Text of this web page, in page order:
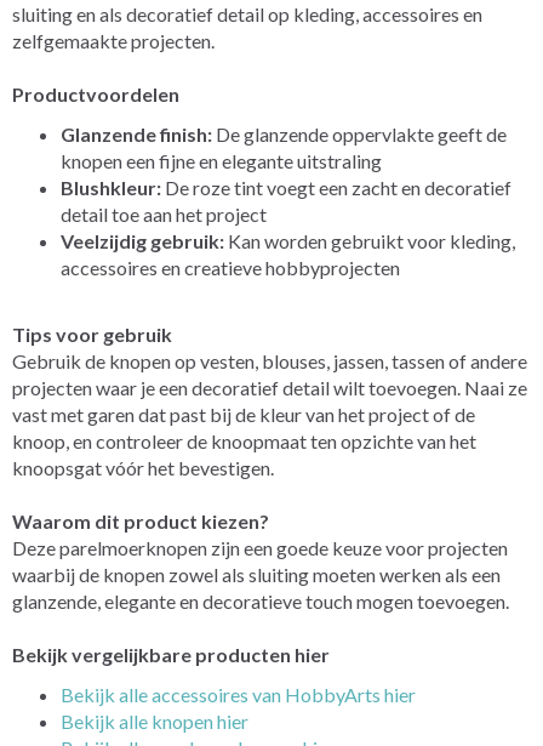
sluiting en als decoratief detail op kleding, accessoires en
zelfgemaakte projecten.
Productvoordelen
Glanzende finish: De glanzende oppervlakte geeft de
knopen een fijne en elegante uitstraling
Blushkleur: De roze tint voegt een zacht en decoratief
detail toe aan het project
Veelzijdig gebruik: Kan worden gebruikt voor kleding,
accessoires en creatieve hobbyprojecten
Tips voor gebruik
Gebruik de knopen op vesten, blouses, jassen, tassen of andere
projecten waar je een decoratief detail wilt toevoegen. Naai ze
vast met garen dat past bij de kleur van het project of de
knoop, en controleer de knoopmaat ten opzichte van het
knoopsgat vóór het bevestigen.
Waarom dit product kiezen?
Deze parelmoerknopen zijn een goede keuze voor projecten
waarbij de knopen zowel als sluiting moeten werken als een
glanzende, elegante en decoratieve touch mogen toevoegen.
Bekijk vergelijkbare producten hier
Bekijk alle accessoires van HobbyArts hier
Bekijk alle knopen hier